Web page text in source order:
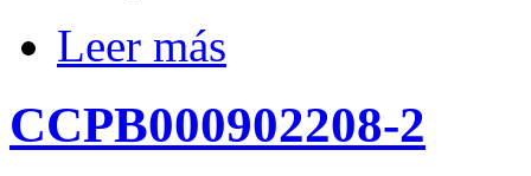
Leer más
CCPB000902208-2